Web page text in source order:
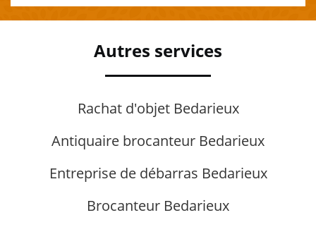
Autres services
Rachat d'objet Bedarieux
Antiquaire brocanteur Bedarieux
Entreprise de débarras Bedarieux
Brocanteur Bedarieux